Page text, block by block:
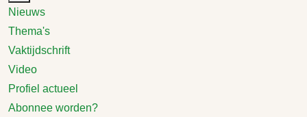
Nieuws
Thema's
Vaktijdschrift
Video
Profiel actueel
Abonnee worden?